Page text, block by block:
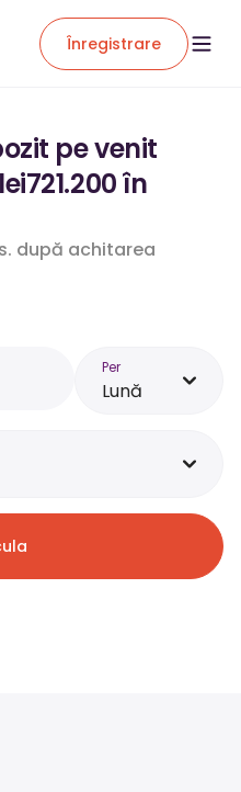
Înregistrare
pe venit
în
după achitarea
Per
Lună